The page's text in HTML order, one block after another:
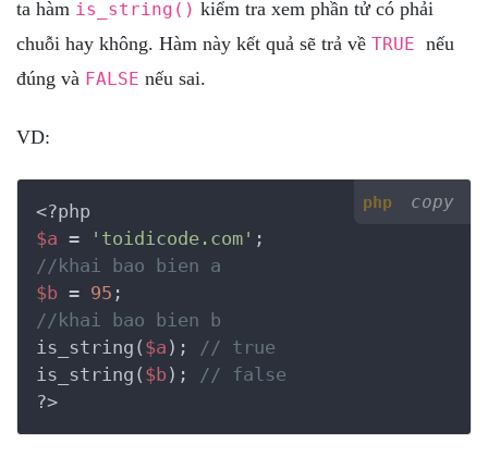
ta hàm is_string() kiểm tra xem phần tử có phải
chuỗi hay không. Hàm này kết quả sẽ trả về TRUE nếu
đúng và FALSE nếu sai.
VD:
php copy
<?php
$a = 'toidicode.com'
//khai bao bien a
$b = 95
//khai bao bien b
is_string( $a );
// true
is_string( $b);
// false
?>